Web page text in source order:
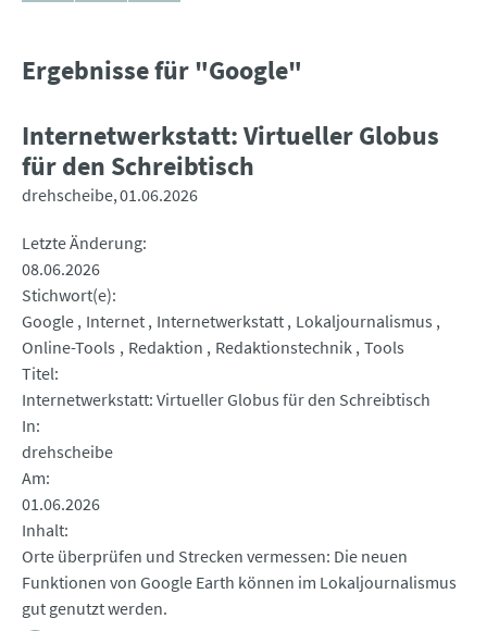
Ergebnisse für "Google"
Internetwerkstatt: Virtueller Globus
für den Schreibtisch
drehscheibe 01.06.2026
Letzte Änderung
08.06.2026
Stichwort(e)
Google Internet Internetwerkstatt Lokaljournalismus
Online-Tools
Redaktion Redaktionstechnik Tools
Titel
Internetwerkstatt: Virtueller Globus für den Schreibtisch
In
drehscheibe
Am
01.06.2026
Inhalt
Orte überprüfen und Strecken vermessen: Die neuen
Funktionen von Google Earth können im Lokaljournalismus
gut genutzt werden.